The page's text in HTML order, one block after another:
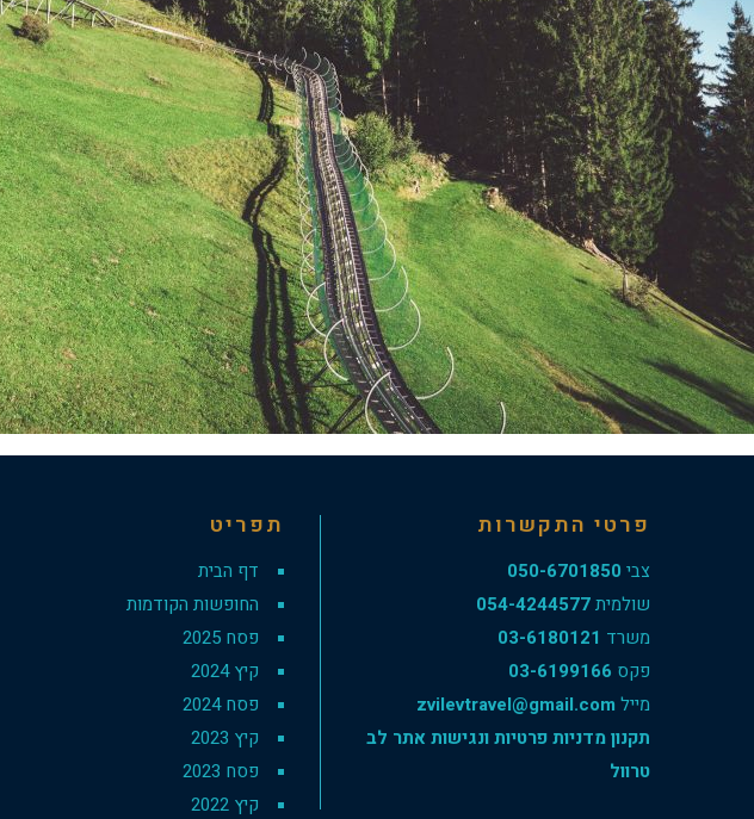
פרטי התקשרות
צבי 050-6701850
שולמית054-4244577
משרד 03-6180121
פקס 03-6199166
מייל zvilevtravel@gmail.com
תקנון מדניות פרטיות ונגישות אתר לב
טרוול
תפריט
דף הבית
החופשות הקודמות
פסח 2025
קיץ 2024
פסח 2024
קיץ 2023
פסח 2023
קיץ 2022